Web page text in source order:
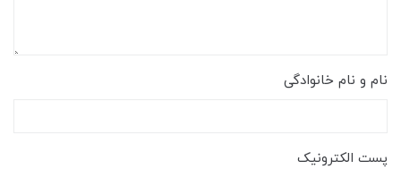
نام و نام خانوادگی
پست الکترونیک